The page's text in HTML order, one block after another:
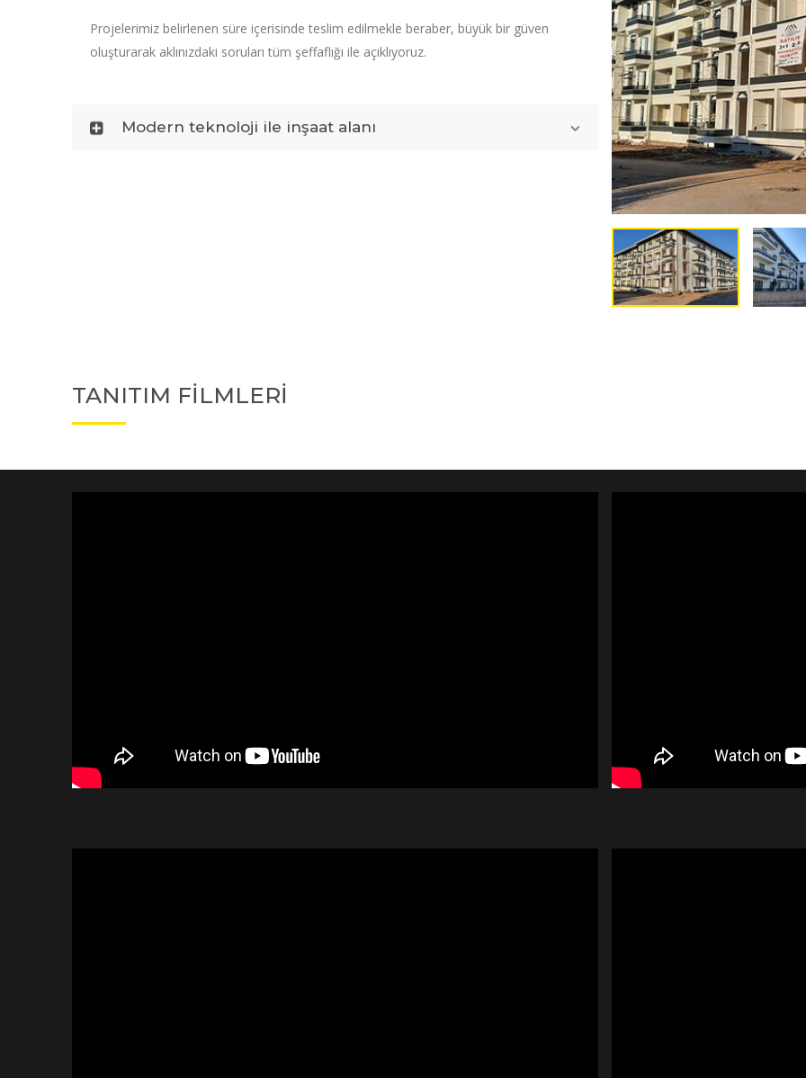
Projelerimiz belirlenen süre içerisinde teslim edilmekle beraber, büyük bir güven
oluşturarak aklınızdaki soruları tüm şeffaflığı ile açıklıyoruz.
Modern teknoloji ile inşaat alanı
TANITIM FİLMLERİ